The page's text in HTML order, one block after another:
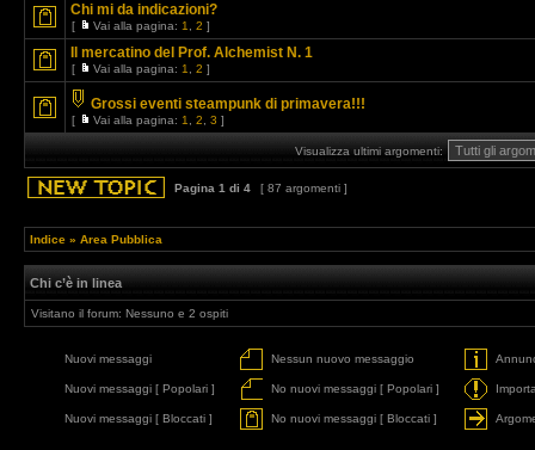
Chi mi da indicazioni?
[ Vai alla pagina: 1 2 ]
Il mercatino del Prof. Alchemist N. 1
[ Vai alla pagina: 1 2 ]
Grossi eventi steampunk di primavera!!!
[ Vai alla pagina: 1 2 3 ]
Visualizza ultimi argomenti:
Pagina 1 di 4 [ 87 argomenti ]
Indice » Area Pubblica
Chi c’è in linea
Visitano il forum: Nessuno e 2 ospiti
Nuovi messaggi Nessun nuovo messaggio
Nuovi messaggi [ Popolari ] No nuovi messaggi [ Popolari ]
Nuovi messaggi [ Bloccati ] No nuovi messaggi [ Bloccati ]